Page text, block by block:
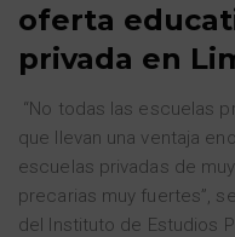
oferta
privada en
“No todas las escuelas
que llevan una ventaja
escuelas privadas de
precarias muy fuertes”,
del Instituto de Estudios